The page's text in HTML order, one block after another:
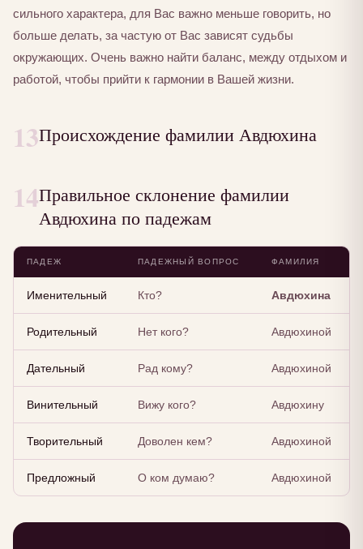
сильного характера, для Вас важно меньше говорить, но
больше делать, за частую от Вас зависят судьбы
окружающих. Очень важно найти баланс, между отдыхом и
работой, чтобы прийти к гармонии в Вашей жизни.
13Происхождение фамилии Авдюхина
14Правильное склонение фамилии
Авдюхина по падежам
ПАДЕЖ ПАДЕЖНЫЙ ВОПРОС ФАМИЛИЯ
Именительный Кто? Авдюхина
Родительный Нет кого? Авдюхиной
Дательный Рад кому? Авдюхиной
Винительный Вижу кого? Авдюхину
Творительный Доволен кем? Авдюхиной
Предложный О ком думаю? Авдюхиной